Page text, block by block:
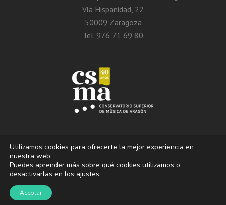
Vía Hispanidad, 22
50009 Zaragoza
Tel. 976 71 69 80
© 2013 – 2026. Conservatorio Superior de Música de Aragón. Vía Hispanidad, n.º
Utilizamos cookies para ofrecerte la mejor experiencia en
nuestra web.
Puedes aprender más sobre qué cookies utilizamos o
desactivarlas en los ajustes.
Aceptar